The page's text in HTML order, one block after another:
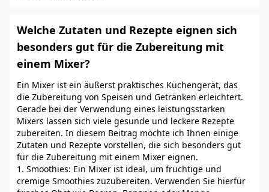
Welche Zutaten und Rezepte eignen sich
besonders gut für die Zubereitung mit
einem Mixer?
Ein Mixer ist ein äußerst praktisches Küchengerät, das
die Zubereitung von Speisen und Getränken erleichtert.
Gerade bei der Verwendung eines leistungsstarken
Mixers lassen sich viele gesunde und leckere Rezepte
zubereiten. In diesem Beitrag möchte ich Ihnen einige
Zutaten und Rezepte vorstellen, die sich besonders gut
für die Zubereitung mit einem Mixer eignen.
1. Smoothies: Ein Mixer ist ideal, um fruchtige und
cremige Smoothies zuzubereiten. Verwenden Sie hierfür